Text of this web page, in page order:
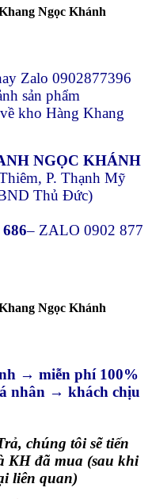
Ngọc Khánh
Zalo 0902877396
sản phẩm
kho Hàng Khang
NGỌC KHÁNH
P. Thạnh Mỹ
Thủ Đức)
686– ZALO 0902 877
Ngọc Khánh
→ miễn phí 100%
nhân → khách chịu
chúng tôi sẽ tiến
KH đã mua (sau khi
liên quan)